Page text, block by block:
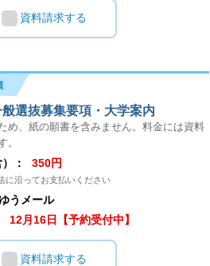
資料請求する
選抜募集要項・大学案内
め、紙の願書を含みません。料金には資料
。
： 350円
に沿ってお支払いください
ゆうメール
12月16日【予約受付中】
資料請求する